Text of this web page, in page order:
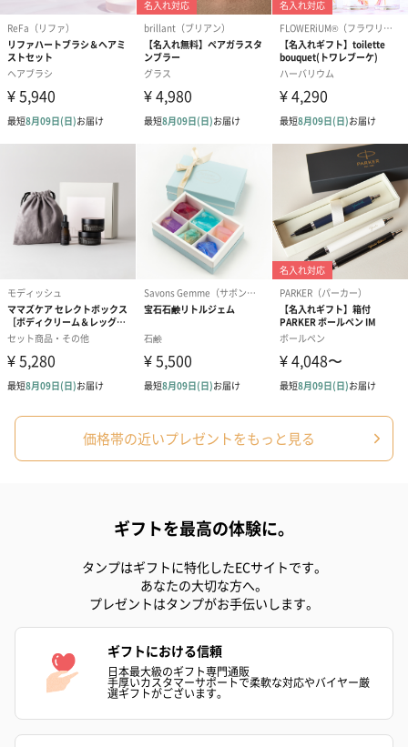
短冊のし
商品の形質上、短冊型の熨斗紙で対応させていただいておりま
す。
いずれかの商品1つに短冊のしを付けてお届けします。
結婚祝い（結婚御祝）
（110円）
出産祝い（御出産祝）
（110円）
金銀結び切り(
い用)（寿）（
結婚祝いちょい足しギフト
結婚祝いギフトへの＋αにおすすめです。新生活を彩るギフトオプ
ブライダルロリポップ
ドレス（いちご味)
ブライダルロリポップ
タキシード（コーラ味)
（2,420円）
価格帯の近いプレゼントをもっと見る
ギフトを最高の体験に。
タンプはギフトに特化したECサイトです。
あなたの大切な方へ。
プレゼントはタンプがお手伝いします。
ギフトにおける信頼
日本最大級のギフト専門通販
手厚いカスタマーサポートで柔軟な対応やバイヤー厳
選ギフトがございます。